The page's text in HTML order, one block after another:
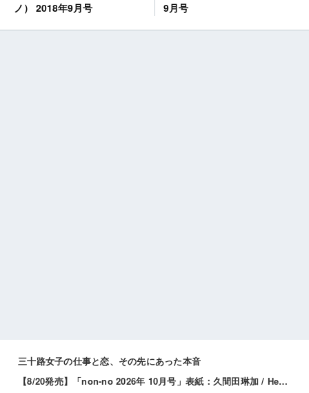
ノ） 2018年9月号
9月号
三十路女子の仕事と恋、その先にあった本音
【8/20発売】「non-no 2026年 10月号」表紙：久間田琳加 / Hearts2Hearts